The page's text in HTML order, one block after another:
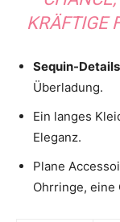
KRÄFTIGE
Sequin-Details
Überladung.
Ein langes
Eleganz.
Plane
Ohrringe, eine